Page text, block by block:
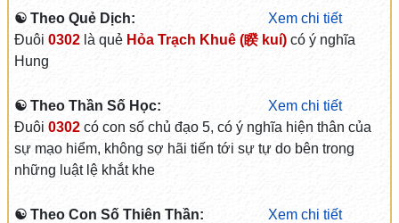
☯ Theo Quẻ Dịch:
Xem chi tiết
Đuôi 0302là quẻ Hỏa Trạch Khuê (睽 kuí)có ý nghĩa
Hung
☯ Theo Thần Số Học:
Xem chi tiết
Đuôi 0302có con số chủ đạo 5, có ý nghĩa hiện thân của
sự mạo hiểm, không sợ hãi tiến tới sự tự do bên trong
những luật lệ khắt khe
☯ Theo Con Số Thiên Thần:
Xem chi tiết